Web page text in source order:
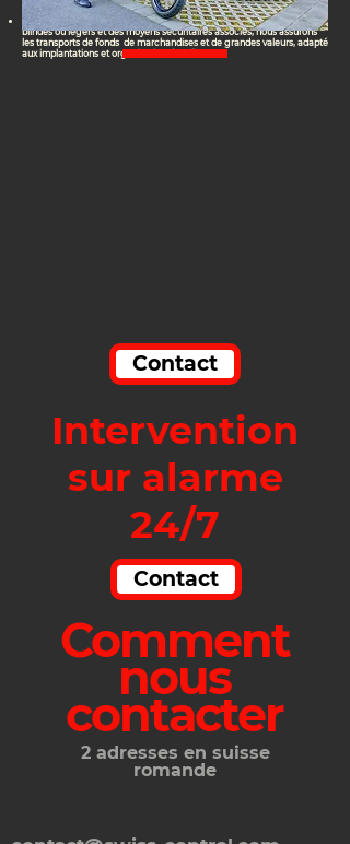
FONDS
SWISS
CONTROL SECURITY utilise différents modes de transport
blindés ou légers et des moyens sécuritaires associés, nous assurons
les transports de fonds de marchandises et de grandes valeurs, adapté
aux implantations et organisation des clients.
Contact
Intervention
sur alarme
24/7
Contact
Comment
nous
contacter
2 adresses en suisse
romande